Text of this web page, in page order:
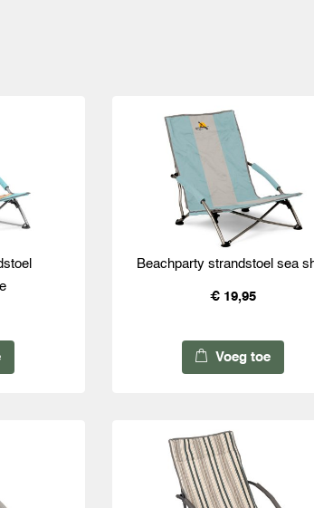
Beachparty strandstoel sea
€ 19,95
Voeg toe